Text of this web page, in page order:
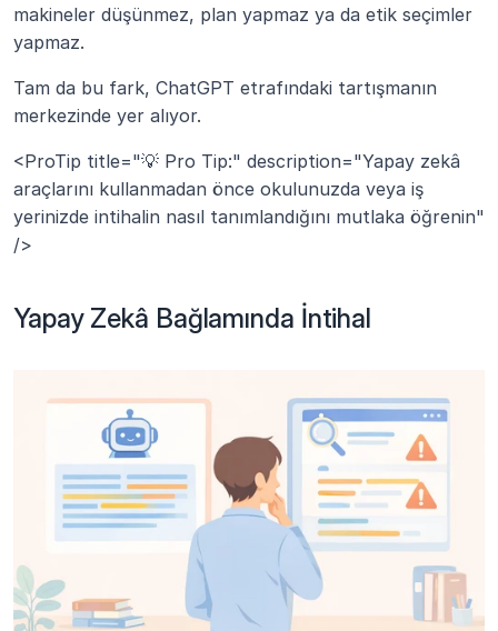
makineler düşünmez, plan yapmaz ya da etik seçimler
yapmaz.
Tam da bu fark, ChatGPT etrafındaki tartışmanın
merkezinde yer alıyor.
<ProTip title="💡 Pro Tip:" description="Yapay zekâ
araçlarını kullanmadan önce okulunuzda veya iş
yerinizde intihalin nasıl tanımlandığını mutlaka öğrenin"
/>
Yapay Zekâ Bağlamında İntihal